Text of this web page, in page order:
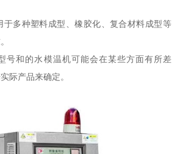
于多种塑料成型、橡胶化、复合材料成型等
号和的水模温机可能会在某些方面有所差
际产品来确定。